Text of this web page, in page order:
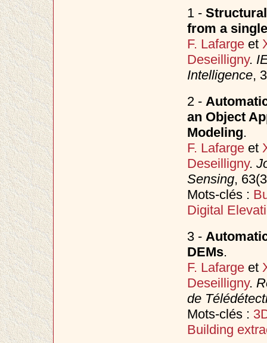
1 -
from a
F. Lafargeet
Deseilligny.
Intelligence,
2 -
an Object
Modeling.
F. Lafargeet
Deseilligny.
Sensing,
Mots-clés :
Digital
3 -
DEMs.
F. Lafargeet
Deseilligny.
de
Mots-clés :
Building